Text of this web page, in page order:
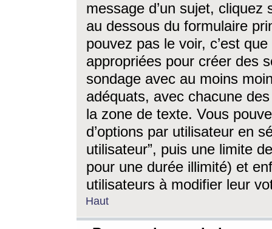
message d’un sujet, cliquez
au dessous du formulaire
pouvez pas le voir, c’est
appropriées pour créer des
sondage avec au moins
adéquats, avec chacune
la zone de texte. Vous
d’options par utilisateur en
utilisateur”, puis une limite
pour une durée illimité) et
utilisateurs à modifier leur
Haut